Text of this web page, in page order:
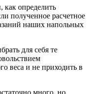
как определить
полученное расчетное
наших напольных
для себя те
веса и не приходить в